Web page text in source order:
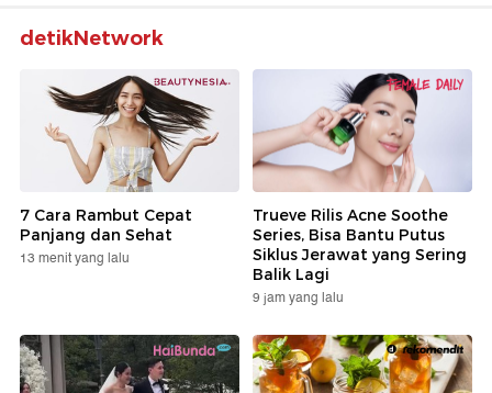
detikNetwork
7 Cara Rambut Cepat
Panjang dan Sehat
13 menit yang lalu
Trueve Rilis Acne Soothe
Series, Bisa Bantu Putus
Siklus Jerawat yang Sering
Balik Lagi
9 jam yang lalu